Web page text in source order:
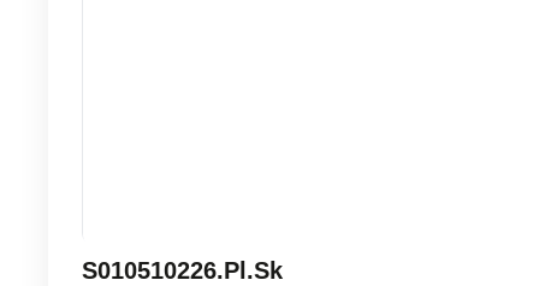
S010510226.Pl.Sk